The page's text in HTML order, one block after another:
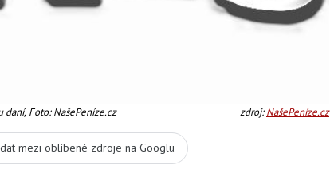
Foto: NašePeníze.cz zdroj:NašePeníze.cz
mezi oblíbené zdroje na Googlu